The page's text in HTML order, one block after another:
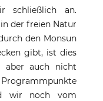
schließlich an.
der freien Natur
den Monsun
gibt, ist dies
aber auch nicht
wir noch vom